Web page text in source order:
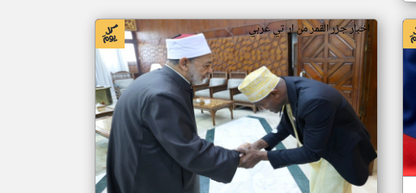
اخبار جزر القمر من ار تي عربي